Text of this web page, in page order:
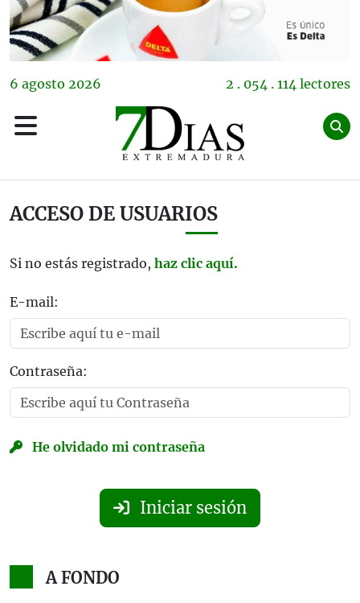
6 agosto 2026 2 . 054 . 114 lectores
ACCESO DE USUARIOS
Si no estás registrado, haz clic aquí.
E-mail:
Contraseña:
He olvidado mi contraseña
Iniciar sesión
A FONDO